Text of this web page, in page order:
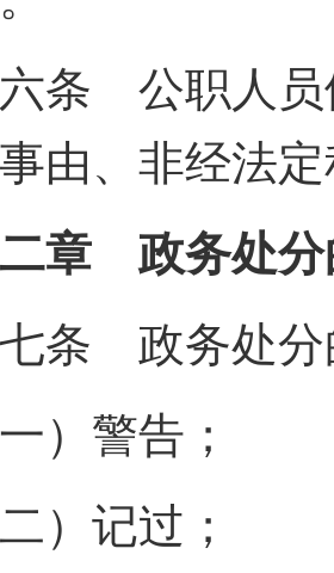
公职人员依
由、非经法
政务处分
政务处分
警告；
记过；